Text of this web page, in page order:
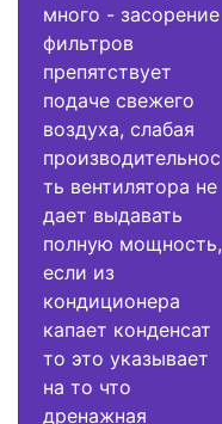
много - засорение
фильтров
препятствует
подаче свежего
воздуха, слабая
производительнос
ть вентилятора не
дает выдавать
полную мощность,
если из
кондиционера
капает конденсат
то это указывает
на то что
дренажная